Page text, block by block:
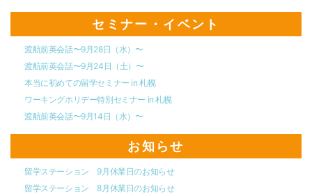
セミナー・イベント
渡航前英会話〜9月28日（水）〜
渡航前英会話〜9月24日（土）〜
本当に初めての留学セミナー in 札幌
ワーキングホリデー特別セミナー in 札幌
渡航前英会話〜9月14日（水）〜
お知らせ
留学ステーション 9月休業日のお知らせ
留学ステーション 8月休業日のお知らせ